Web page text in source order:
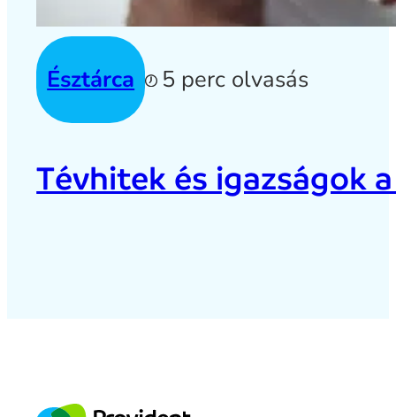
Észtárca 5 perc olvasás
Tévhitek és igazságok